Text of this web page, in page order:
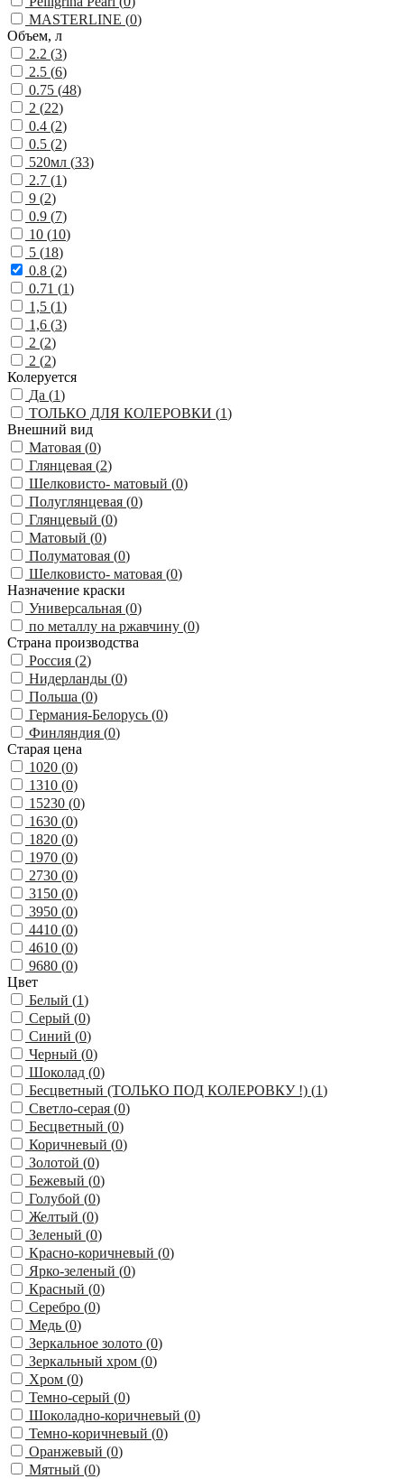
MASTERLINE (0)
Объем, л
2.2 (3)
2.5 (6)
0.75 (48)
2 (22)
0.4 (2)
0.5 (2)
520мл (33)
2.7 (1)
9 (2)
0.9 (7)
10 (10)
5 (18)
0.8 (2)
0.71 (1)
1,5 (1)
1,6 (3)
2 (2)
2 (2)
Колеруется
Да (1)
ТОЛЬКО ДЛЯ КОЛЕРОВКИ (1)
Внешний вид
Матовая (0)
Глянцевая (2)
Шелковисто- матовый (0)
Полуглянцевая (0)
Глянцевый (0)
Матовый (0)
Полуматовая (0)
Шелковисто- матовая (0)
Назначение краски
Универсальная (0)
по металлу на ржавчину (0)
Страна производства
Россия (2)
Нидерланды (0)
Польша (0)
Германия-Белорусь (0)
Финляндия (0)
Старая цена
1020 (0)
1310 (0)
15230 (0)
1630 (0)
1820 (0)
1970 (0)
2730 (0)
3150 (0)
3950 (0)
4410 (0)
4610 (0)
9680 (0)
Цвет
Белый (1)
Серый (0)
Синий (0)
Черный (0)
Шоколад (0)
Бесцветный (ТОЛЬКО ПОД КОЛЕРОВКУ !) (1)
Светло-серая (0)
Бесцветный (0)
Коричневый (0)
Золотой (0)
Бежевый (0)
Голубой (0)
Желтый (0)
Зеленый (0)
Красно-коричневый (0)
Ярко-зеленый (0)
Красный (0)
Серебро (0)
Медь (0)
Зеркальное золото (0)
Зеркальный хром (0)
Хром (0)
Темно-серый (0)
Шоколадно-коричневый (0)
Темно-коричневый (0)
Оранжевый (0)
Мятный (0)